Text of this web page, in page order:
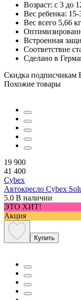
Возраст: с 3 до
Вес ребенка: 15-
Вес всего 5,66 кг
Встроенная
Соответствие
Сделано в
Скидка подписчикам
Похожие товары
19 900
41 400
Cybex
Автокресло Cybex
5.0 В наличии
ЭТО ХИТ!
Акция
Купить